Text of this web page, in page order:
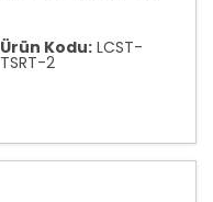
Ürün Kodu: LCST-
TSRT-2